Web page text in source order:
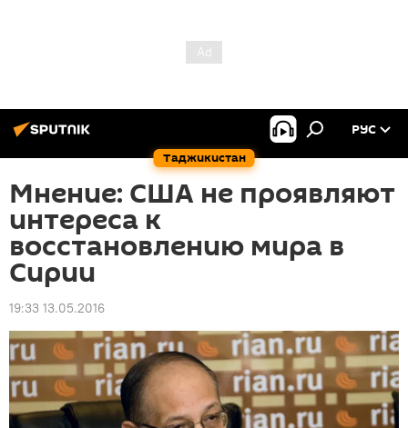
Таджикистан
РУС
Мнение: США не проявляют
интереса к
восстановлению мира в
Сирии
19:33 13.05.2016